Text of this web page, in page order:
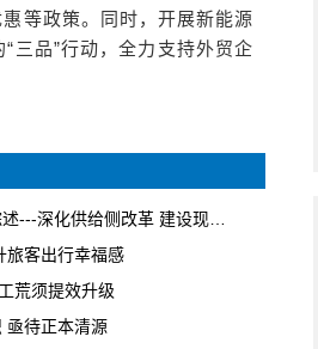
等政策。同时，开展新能源
三品”行动，全力支持外贸企
供给侧改革 建设现代化经济体系
旅客出行幸福感
荒须提效升级
亟待正本清源